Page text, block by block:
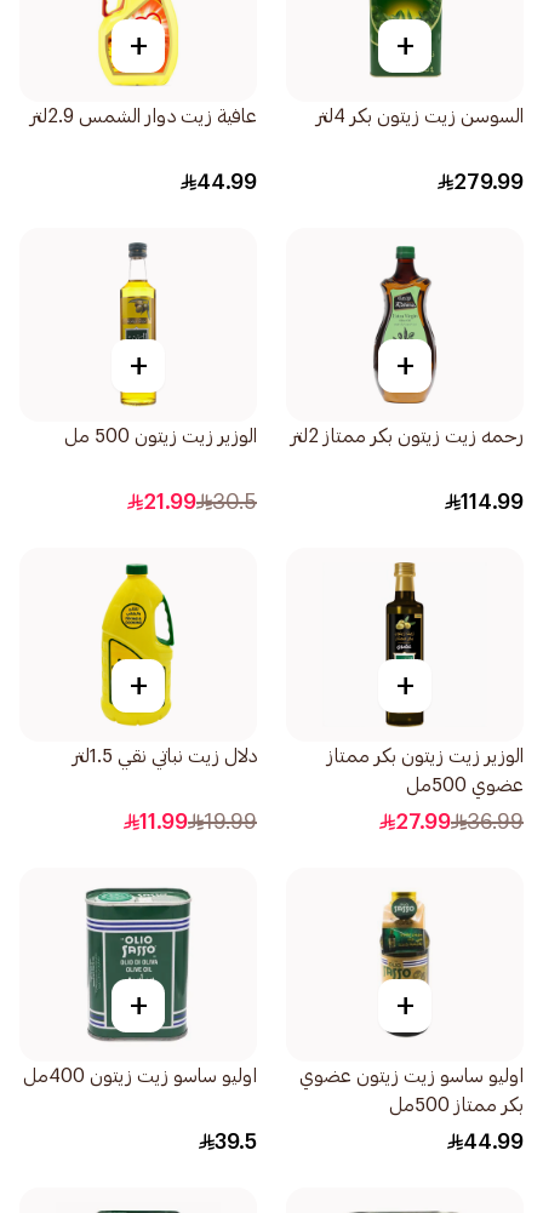
+
السوسن زيت زيتون بكر 4لتر
279.99
+
عافية زيت دوار الشمس 2.9لتر
44.99
+
رحمه زيت زيتون بكر ممتاز 2لتر
114.99
+
الوزير زيت زيتون 500 مل
30.5
21.99
+
الوزير زيت زيتون بكر ممتاز
عضوي 500مل
36.99
27.99
+
دلال زيت نباتي نقي 1.5لتر
19.99
11.99
+
اوليو ساسو زيت زيتون عضوي
بكر ممتاز 500مل
44.99
+
اوليو ساسو زيت زيتون 400مل
39.5